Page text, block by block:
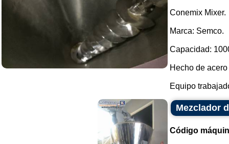
Conemix Mixer.
Marca: Semco.
Capacidad:
Hecho de
Equipo
Mezclador
Código